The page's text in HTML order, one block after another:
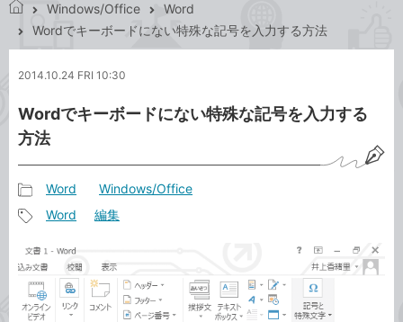
で
ネ
ト
Windows/Office
Word
Wordでキーボードにない特殊な記号を入力する方法
2014.10.24 FRI 10:30
Wordでキーボードにない特殊な記号を入力する
方法
事
カ
テ
ゴ
リ
Word Windows/Office
事
タ
グ
Word 編集